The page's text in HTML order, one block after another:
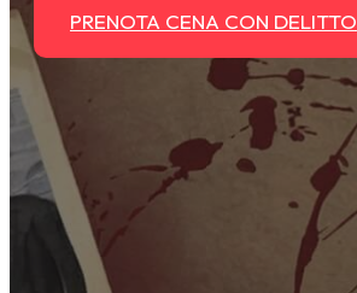
PRENOTA CENA CON DELITTO